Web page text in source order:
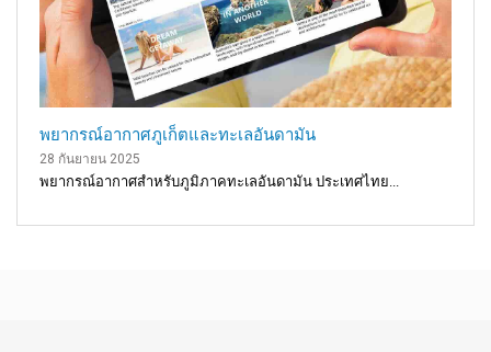
พยากรณ์อากาศภูเก็ตและทะเลอันดามัน
28 กันยายน 2025
พยากรณ์อากาศสำหรับภูมิภาคทะเลอันดามัน ประเทศไทย...